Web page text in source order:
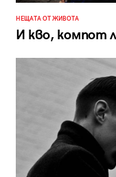
НЕЩАТА ОТ ЖИВОТА
И кво, компот